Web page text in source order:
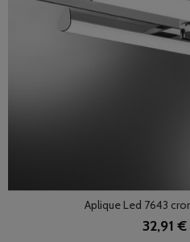
Aplique Led 7643
32,91 €